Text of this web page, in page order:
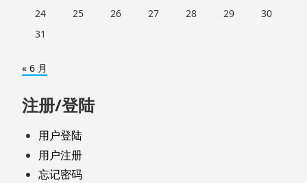
24
25 26 27 28 29
30
31
« 6 月
注册/登陆
用户登陆
用户注册
忘记密码